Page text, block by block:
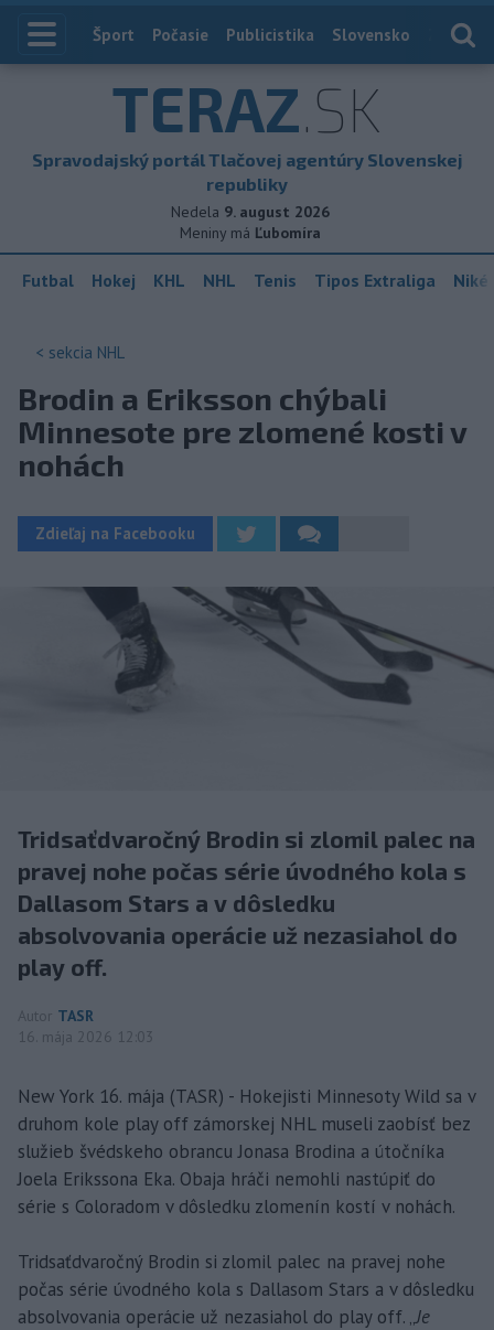
Index
Šport Počasie Publicistika Slovensko
TERAZ.SK
Spravodajský portál Tlačovej agentúry Slovenskej
republiky
Nedela 9. august 2026
Meniny má Ľubomíra
Futbal Hokej KHL NHL Tenis Tipos Extraliga
< sekcia NHL
Brodin a Eriksson chýbali
Minnesote pre zlomené kosti v
nohách
Zdieľaj na Facebooku
Tridsaťdvaročný Brodin si zlomil palec na
pravej nohe počas série úvodného kola s
Dallasom Stars a v dôsledku
absolvovania operácie už nezasiahol do
play off.
Autor TASR
16. mája 2026 12:03
New York 16. mája (TASR) - Hokejisti Minnesoty Wild sa v
druhom kole play off zámorskej NHL museli zaobísť bez
služieb švédskeho obrancu Jonasa Brodina a útočníka
Joela Erikssona Eka. Obaja hráči nemohli nastúpiť do
série s Coloradom v dôsledku zlomenín kostí v nohách.
Tridsaťdvaročný Brodin si zlomil palec na pravej nohe
počas série úvodného kola s Dallasom Stars a v dôsledku
absolvovania operácie už nezasiahol do play off. „Je